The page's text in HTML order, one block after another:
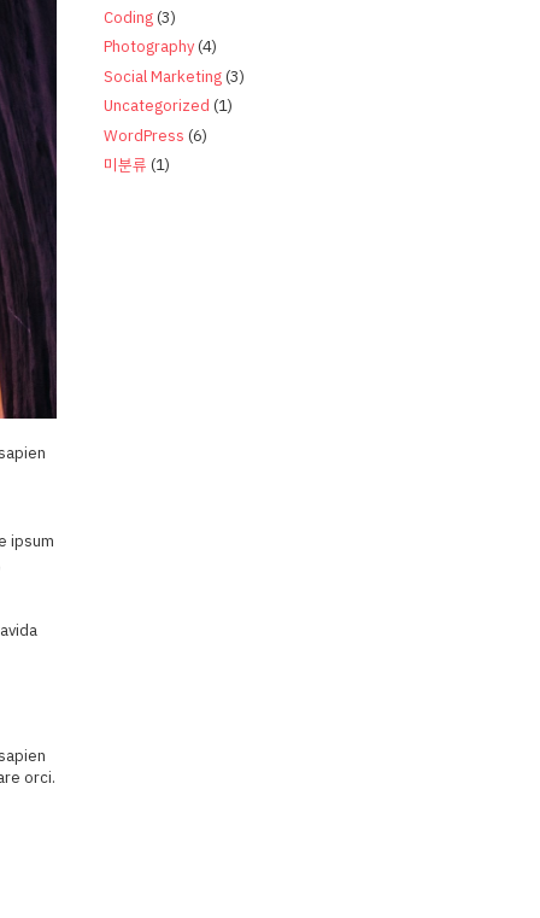
ipsum
orci.
Coding(3)
Photography(4)
Social Marketing(3)
Uncategorized (1)
WordPress (6)
미분류 (1)